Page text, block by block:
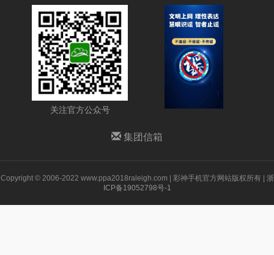
关注官方公众号
集团信箱
Copyright © 2006-2022 www.ppa2018raleigh.com | 彩神手机官方网站版权所有 | 浙
ICP备19052798号-1